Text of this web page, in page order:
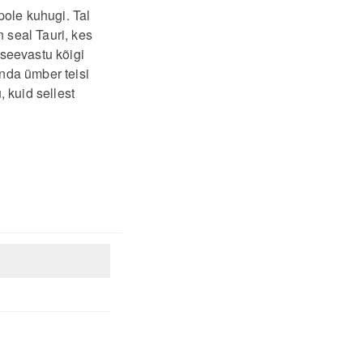
kuhugi. Tal
seal Tauri, kes
kõigi
ümber teisi
kuid sellest